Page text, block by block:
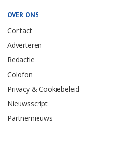
OVER ONS
Contact
Adverteren
Redactie
Colofon
Privacy & Cookiebeleid
Nieuwsscript
Partnernieuws